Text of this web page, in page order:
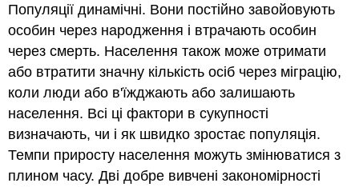
Дізнатися
більше
Атрибуції
Популяції динамічні. Вони постійно завойовують
особин через народження і втрачають особин
через смерть. Населення також може отримати
або втратити значну кількість осіб через міграцію,
коли люди або в'їжджають або залишають
населення. Всі ці фактори в сукупності
визначають, чи і як швидко зростає популяція.
Темпи приросту населення можуть змінюватися з
плином часу. Дві добре вивчені закономірності